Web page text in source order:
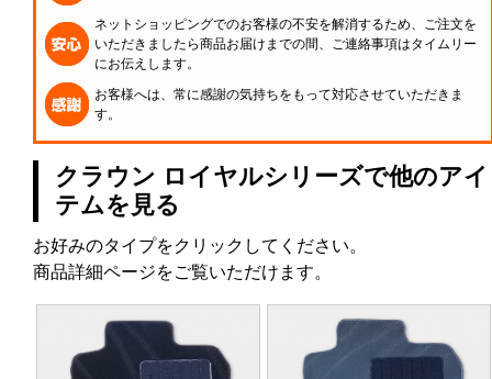
ネットショッピングでのお客様の不安を解消するため、ご注文を
いただきましたら商品お届けまでの間、ご連絡事項はタイムリー
にお伝えします。
お客様へは、常に感謝の気持ちをもって対応させていただきま
す。
クラウン ロイヤルシリーズで他のアイ
テムを見る
お好みのタイプをクリックしてください。
商品詳細ページをご覧いただけます。